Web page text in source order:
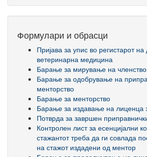
Формулари и обрасци
Пријава за упис во регистарот
ветеринарна медицина
Барање за мирување на
Барање за одобрување на
менторство
Барање за менторство
Барање за издавање на лиценца
Потврда за завршен
Контролен лист за есенцијални
стажантот треба да ги совлада
на стажот издадени од ментор